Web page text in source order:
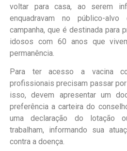
voltar para casa, ao serem
enquadravam no público-
campanha, que é destinada para
idosos com 60 anos que
permanência.
Para ter acesso a vacina
profissionais precisam passar
isso, devem apresentar um
preferência a carteira do
uma declaração do lotação
trabalham, informando sua
contra a doença.